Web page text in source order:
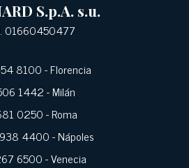
S.p.A. s.u.
01660450477
8100- Florencia
1442- Milán
0250- Roma
4400- Nápoles
6500- Venecia